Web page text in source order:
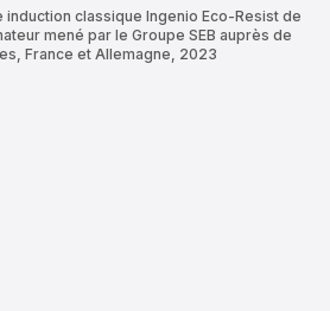
classique Ingenio Eco-Resist de
mené par le Groupe SEB auprès de
France et Allemagne, 2023